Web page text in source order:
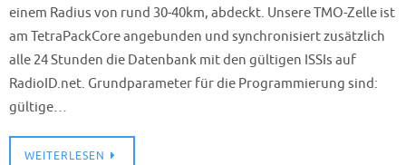
einem Radius von rund 30-40km, abdeckt. Unsere TMO-Zelle ist
am TetraPackCore angebunden und synchronisiert zusätzlich
alle 24 Stunden die Datenbank mit den gültigen ISSIs auf
RadioID.net. Grundparameter für die Programmierung sind:
gültige…
WEITERLESEN